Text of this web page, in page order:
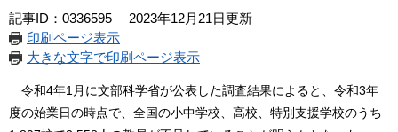
記事ID：0336595
2023年12月21日更新
印刷ページ表示
大きな文字で印刷ページ表示
令和4年1月に文部科学省が公表した調査結果によると、令和3年
度の始業日の時点で、全国の小中学校、高校、特別支援学校のうち